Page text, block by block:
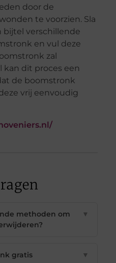
door de
te voorzien. Sla
bijtel verschillende
en vul deze
zal
dit proces een
de boomstronk
vrij eenvoudig
methoden om
▼
gratis
▼